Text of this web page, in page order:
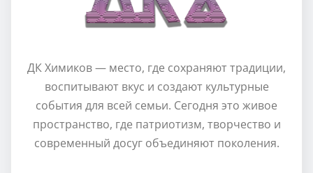
ДК Химиков — место, где сохраняют традиции,
воспитывают вкус и создают культурные
события для всей семьи. Сегодня это живое
пространство, где патриотизм, творчество и
современный досуг объединяют поколения.